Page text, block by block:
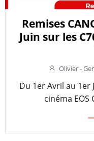
Remises
Juin sur les
Olivier -
Du 1er Avril au 1er
cinéma